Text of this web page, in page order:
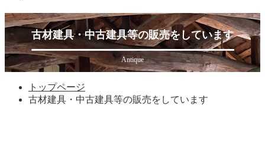
古材建具・中古建具等の販売をしています
Antique
トップページ
古材建具・中古建具等の販売をしています